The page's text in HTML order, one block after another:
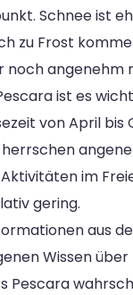
Schnee ist
zu Frost
noch angenehm
ist es
von April
im
gering.
aus
Wissen
Pescara